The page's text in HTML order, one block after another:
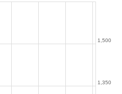
1,350
1,500